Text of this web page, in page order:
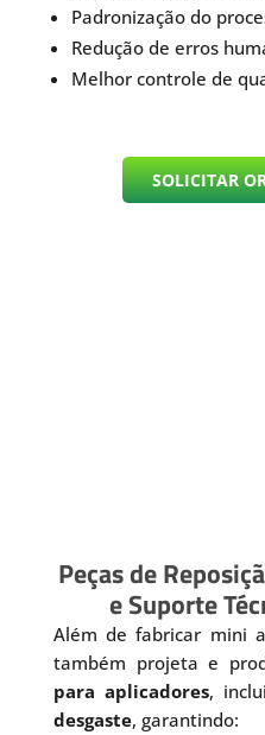
Padronização do
Redução de erros
Melhor controle de
SOLICITAR
Peças de
e Suporte
Além de fabricar mini
também projeta e
para aplicadores,
desgaste, garantindo: